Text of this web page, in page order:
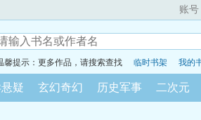
账号
馨提示：更多作品，请搜索查找 临时书架 我的
疑 玄幻奇幻 历史军事 二次元